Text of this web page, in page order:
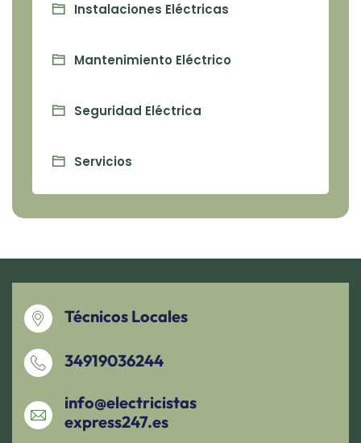
Instalaciones Eléctricas
Mantenimiento Eléctrico
Seguridad Eléctrica
Servicios
Técnicos Locales
34919036244
info@electricistas
express247.es